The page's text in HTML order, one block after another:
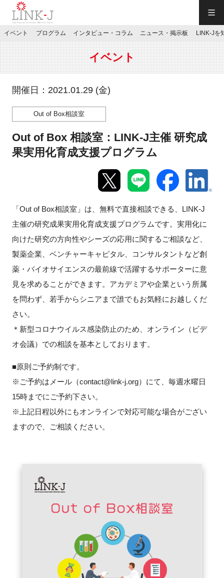
JP／EN
特別会員専用メニュー
施設ご予約
マイページ
新規登録
イベント
プログラム
ニュース・掲示板
特別会員
施設・アクセス
イベントお知らせメール登録
イベント プログラム インタビュー・コラム ニュース・掲示板 LINK-Jを
イベント
開催日：2021.01.29 (金)
Out of Box相談室
Out of Box 相談室：LINK-J主催 研究成
果実用化育成支援プログラム
「Out of Box相談室」は、無料で直接相談できる、LINK-J
主催の研究成果実用化育成支援プログラムです。実用化に
向けた研究の方向性やシーズの応用に関するご相談など、
製薬企業、ベンチャーキャピタル、コンサルタントなど創
薬・バイオサイエンスの最前線で活躍するサポーターに意
見を求めることができます。アカデミアや企業という所属
を問わず、若手からシニアまで誰でもお気軽にお越しくだ
さい。
＊新型コロナウイルス感染防止のため、オンライン（ビデ
オ会議）での相談を基本としております。
■原則ご予約制です。
※ご予約はメール（contact@link-j.org）にて、毎週水曜日
15時までにご予約下さい。
※上記日程以外にもオンラインで対応可能な場合がござい
ますので、ご相談ください。